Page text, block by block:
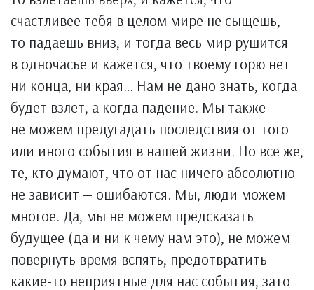
счастливее тебя в целом мире не сыщешь,
то падаешь вниз, и тогда весь мир рушится
в одночасье и кажется, что твоему горю нет
ни конца, ни края… Нам не дано знать, когда
будет взлет, а когда падение. Мы также
не можем предугадать последствия от того
или иного события в нашей жизни. Но все же,
те, кто думают, что от нас ничего абсолютно
не зависит — ошибаются. Мы, люди можем
многое. Да, мы не можем предсказать
будущее (да и ни к чему нам это), не можем
повернуть время вспять, предотвратить
какие-то неприятные для нас события, зато